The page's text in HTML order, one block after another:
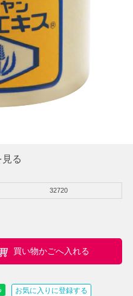
る
32720
買い物かごへ入れる
お気に入りに登録する